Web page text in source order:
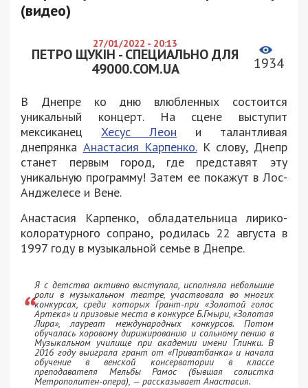
(видео)
27/01/2022 - 20:13
ПЕТРО ЩУКІН - СПЕЦИАЛЬНО ДЛЯ
49000.COM.UA
1934
В Днепре ко дню влюбленных состоится
уникальный концерт. На сцене выступит
мексиканец Хесус Леон и талантливая
днепрянка Анастасия Карпенко.К слову, Днепр
станет первым город, где представят эту
уникальную программу! Затем ее покажут в Лос-
Анджелесе и Вене.
Анастасия Карпенко, обладательница лирико-
колоратурного сопрано, родилась 22 августа в
1997 году в музыкальной семье в Днепре.
Я с детства активно выступала, исполняла небольшие
роли в музыкальном театре, участвовала во многих
конкурсах, среди которых Грант-при «Золотой голос
Артека» и призовые места в конкурсе Б.Гмыри, «Золотая
Лира», лауреат международных конкурсов. Потом
обучалась хоровому дирижированию и сольному пению в
Музыкальном училище при академии имени Глинки. В
2016 году выиграла грант от «Приватбанка» и начала
обучение в венской консерватории в классе
преподавателя Мельбы Рамос (бывшая солистка
Метрополитен-опера), — рассказывает Анастасия.